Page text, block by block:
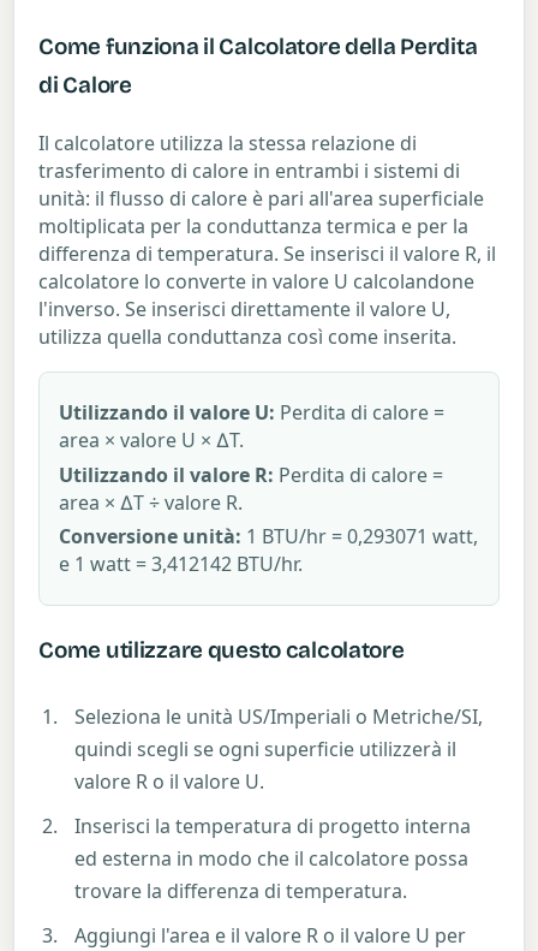
Come funziona il Calcolatore della Perdita
di Calore
Il calcolatore utilizza la stessa relazione di
trasferimento di calore in entrambi i sistemi di
unità: il flusso di calore è pari all'area superficiale
moltiplicata per la conduttanza termica e per la
differenza di temperatura. Se inserisci il valore R, il
calcolatore lo converte in valore U calcolandone
l'inverso. Se inserisci direttamente il valore U,
utilizza quella conduttanza così come inserita.
Utilizzando il valore U: Perdita di calore =
area × valore U × ΔT.
Utilizzando il valore R: Perdita di calore =
area × ΔT ÷ valore R.
Conversione unità: 1 BTU/hr = 0,293071 watt,
e 1 watt = 3,412142 BTU/hr.
Come utilizzare questo calcolatore
Seleziona le unità US/Imperiali o Metriche/SI,
quindi scegli se ogni superficie utilizzerà il
valore R o il valore U.
Inserisci la temperatura di progetto interna
ed esterna in modo che il calcolatore possa
trovare la differenza di temperatura.
Aggiungi l'area e il valore R o il valore U per